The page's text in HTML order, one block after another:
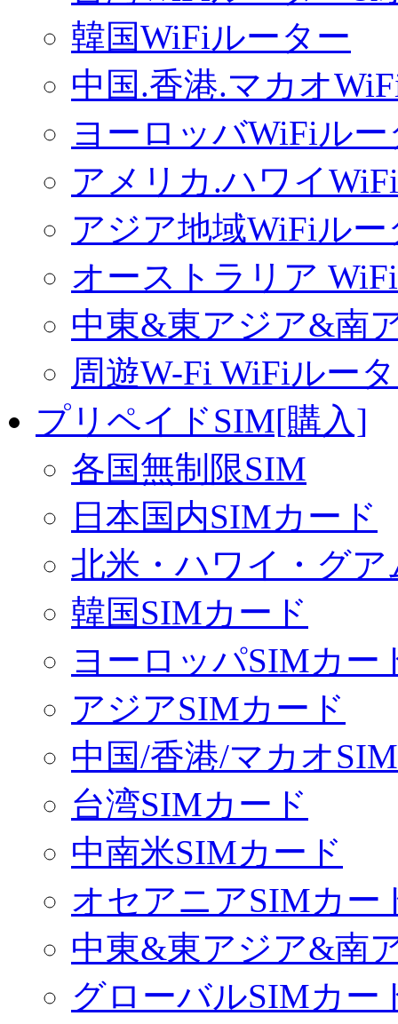
韓国WiFiルーター
中国.香港.マカオ
ヨーロッバWiFiルー
アメリカ.ハワイ
アジア地域WiFiルー
オーストラリア
中東&東アジア&南
周遊W-Fi WiFiルー
プリペイドSIM[購入]
各国無制限SIM
日本国内SIMカード
北米・ハワイ・グ
韓国SIMカード
ヨーロッパSIMカー
アジアSIMカード
中国/香港/マカオ
台湾SIMカード
中南米SIMカード
オセアニアSIMカー
中東&東アジア&南
グローバルSIMカー